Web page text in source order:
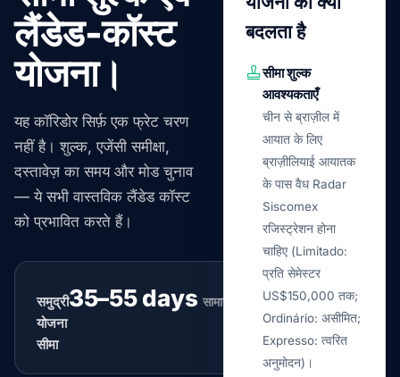
लैंडेड-कॉस्ट
योजना।
यह कॉरिडोर सिर्फ़ एक फ्रेट चरण
नहीं है। शुल्क, एजेंसी समीक्षा,
दस्तावेज़ का समय और मोड चुनाव
— ये सभी वास्तविक लैंडेड कॉस्ट
को प्रभावित करते हैं।
समुद्री
योजना
सीमा
35–55 daysसामान्य
बदलता है
सीमा शुल्क
आवश्यकताएँ
चीन से ब्राज़ील में
आयात के लिए
ब्राज़ीलियाई आयातक
के पास वैध Radar
Siscomex
रजिस्ट्रेशन होना
चाहिए (Limitado:
प्रति सेमेस्टर
US$150,000 तक;
Ordinário: असीमित;
Expresso: त्वरित
अनुमोदन)।